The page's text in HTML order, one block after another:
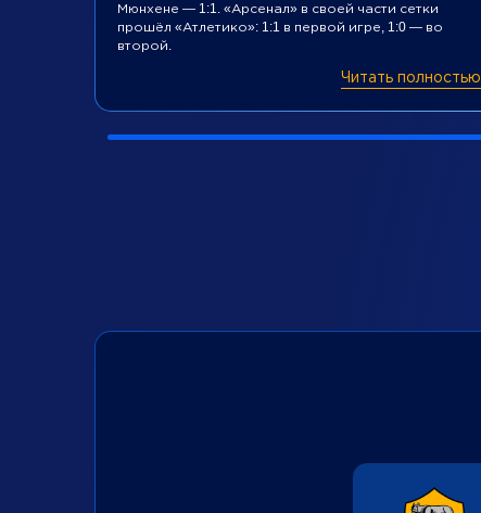
Мюнхене — 1:1. «Арсенал» в своей части сетки
прошёл «Атлетико»: 1:1 в первой игре, 1:0 — во
второй.
Читать полностью